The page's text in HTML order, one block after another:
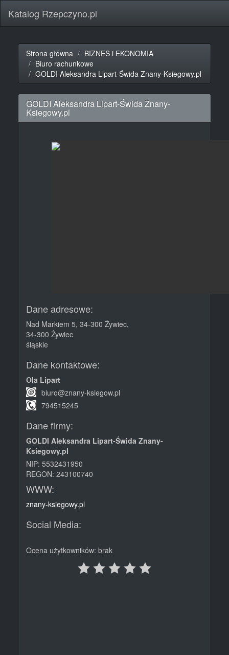
Katalog Rzepczyno.pl
Strona główna
BIZNES i EKONOMIA
Biuro rachunkowe
GOLDI Aleksandra Lipart-Świda Znany-Ksiegowy.pl
GOLDI Aleksandra Lipart-Świda Znany-
Ksiegowy.pl
Dane adresowe:
Nad Markiem 5, 34-300 Żywiec,
34-300 Żywiec
śląskie
Dane kontaktowe:
Ola Lipart
biuro@znany-ksiegow.pl
794515245
Dane firmy:
GOLDI Aleksandra Lipart-Świda Znany-
Ksiegowy.pl
NIP: 5532431950
REGON: 243100740
WWW:
znany-ksiegowy.pl
Social Media:
Ocena użytkowników: brak